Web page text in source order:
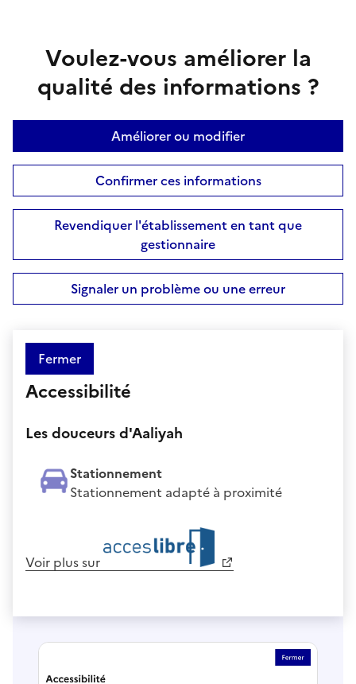
Voulez-vous améliorer la
qualité des informations ?
Améliorer ou modifier
Confirmer ces informations
Revendiquer l'établissement en tant que
gestionnaire
Signaler un problème ou une erreur
Fermer
Accessibilité
Les douceurs d'Aaliyah
Stationnement
Stationnement adapté à proximité
Voir plus sur